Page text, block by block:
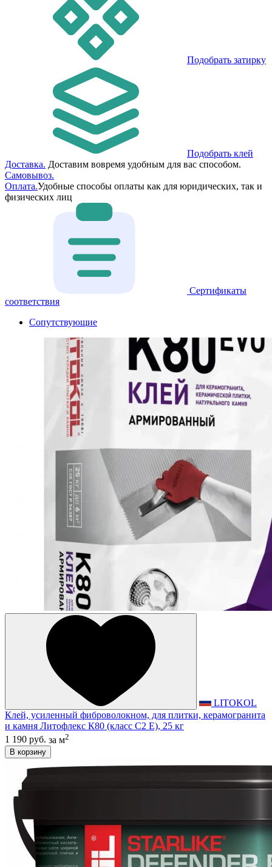
Подобрать затирку
Подобрать клей
Доставка. Доставим вовремя удобным для вас способом.
Самовывоз.
Оплата.Удобные способы оплаты как для юридических, так и
физических лиц
Сертификаты
соответствия
Сопутствующие
LITOKOL
Клей, усиленный фиброволокном, для плитки, керамогранита
и камня Литофлекс К80 (класс С2 E), 25 кг
1 190 руб. за м2
В корзину